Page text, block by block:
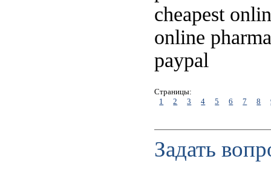
cheapest
online
paypal
Страницы:
1
2 3 4 5 6 7 8
Задать